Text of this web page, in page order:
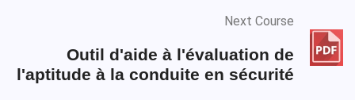
Next Course
Outil d'aide à l'évaluation de
l'aptitude à la conduite en sécurité